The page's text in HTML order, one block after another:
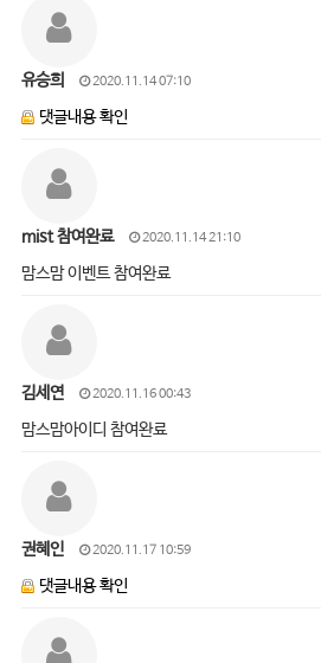
유승희 2020.11.14 07:10
댓글내용 확인
mist 참여완료 2020.11.14 21:10
맘스맘 이벤트 참여완료
김세연 2020.11.16 00:43
맘스맘아이디 참여완료
권혜인 2020.11.17 10:59
댓글내용 확인